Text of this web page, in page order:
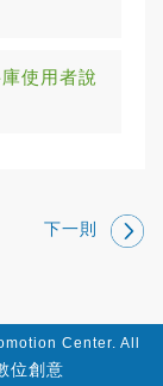
使用者說
下一則
Center. All
位創意